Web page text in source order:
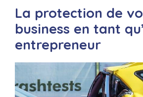
La protection de
business en tant
entrepreneur